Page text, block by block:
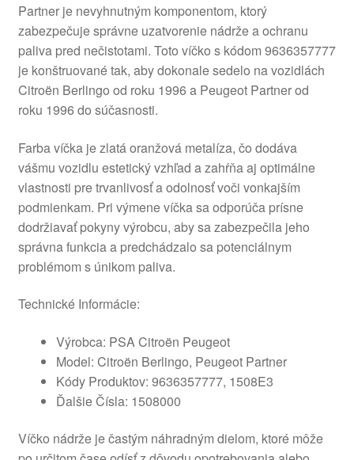
Partner je nevyhnutným komponentom, ktorý
zabezpečuje správne uzatvorenie nádrže a ochranu
paliva pred nečistotami. Toto víčko s kódom 9636357777
je konštruované tak, aby dokonale sedelo na vozidlách
Citroën Berlingo od roku 1996 a Peugeot Partner od
roku 1996 do súčasnosti.
Farba víčka je zlatá oranžová metalíza, čo dodáva
vášmu vozidlu estetický vzhľad a zahŕňa aj optimálne
vlastnosti pre trvanlivosť a odolnosť voči vonkajším
podmienkam. Pri výmene víčka sa odporúča prísne
dodržiavať pokyny výrobcu, aby sa zabezpečila jeho
správna funkcia a predchádzalo sa potenciálnym
problémom s únikom paliva.
Technické Informácie:
Výrobca: PSA Citroën Peugeot
Model: Citroën Berlingo, Peugeot Partner
Kódy Produktov: 9636357777, 1508E3
Ďalšie Čísla: 1508000
Víčko nádrže je častým náhradným dielom, ktoré môže